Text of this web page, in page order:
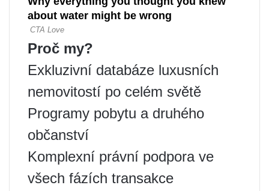
Proč my?
Exkluzivní databáze luxusních
nemovitostí po celém světě
Programy pobytu a druhého
občanství
Komplexní právní podpora ve
všech fázích transakce